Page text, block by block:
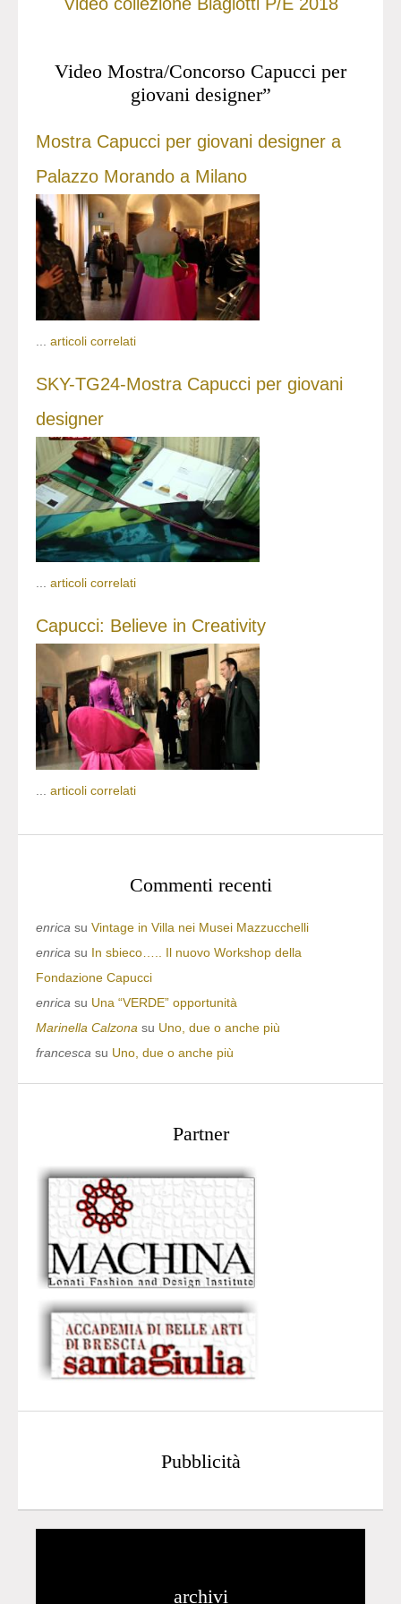
Video Mostra/Concorso Capucci per
giovani designer”
Mostra Capucci per giovani designer a
Palazzo Morando a Milano
articoli correlati
SKY-TG24-Mostra Capucci per giovani
designer
... articoli correlati
Capucci: Believe in Creativity
articoli correlati
Commenti recenti
enrica su Vintage in Villa nei Musei Mazzucchelli
enrica su In sbieco….. Il nuovo Workshop della
Fondazione Capucci
enrica su Una “VERDE” opportunità
Marinella Calzona su Uno, due o anche più
francesca su Uno, due o anche più
Partner
Pubblicità
archivi